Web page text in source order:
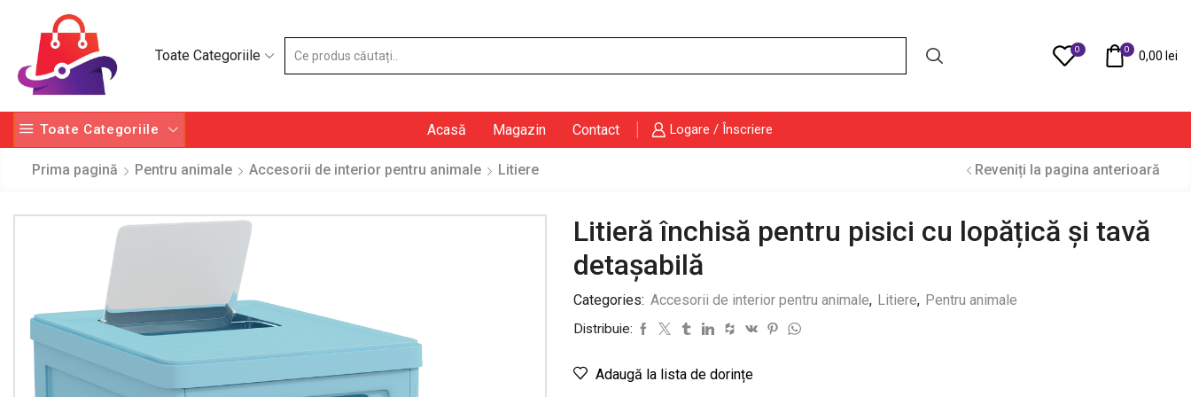
Toate Categoriile 0 0 0,00 lei
Toate Categoriile Acasă Magazin Contact Logare / Înscriere
Prima pagină Pentru animale Accesorii de interior pentru animale Litiere Reveniți la pagina anterioară
Litieră închisă pentru pisici cu lopățică și tavă
detașabilă
Categories: Accesorii de interior pentru animale, Litiere, Pentru animale
Distribuie:
Adaugă la lista de dorințe